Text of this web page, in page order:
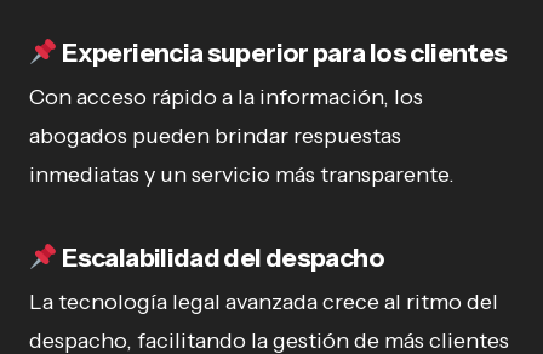
Experiencia superior para los clientes
Con acceso rápido a la información, los
abogados pueden brindar respuestas
inmediatas y un servicio más transparente.
Escalabilidad del despacho
La tecnología legal avanzada crece al ritmo del
despacho, facilitando la gestión de más clientes